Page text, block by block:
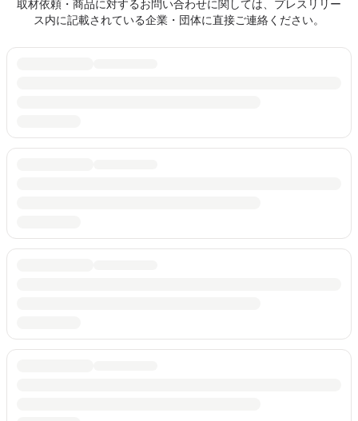
取材依頼・商品に対するお問い合わせに関しては、プレスリリー
ス内に記載されている企業・団体に直接ご連絡ください。